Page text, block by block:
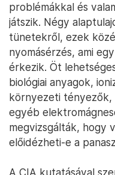
problémákkal és
játszik. Négy
tünetekről, ezek
nyomásérzés, ami
érkezik. Öt
biológiai anyagok,
környezeti tényezők,
egyéb
megvizsgálták, hogy
előidézheti-e a
A CIA kutatásával